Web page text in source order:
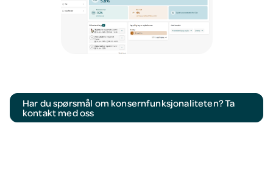
Har du spørsmål om konsernfunksjonaliteten? Ta
kontakt med oss